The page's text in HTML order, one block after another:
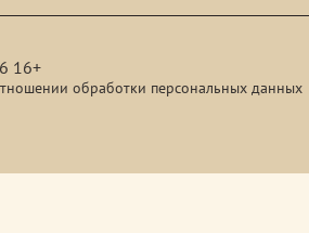
16+
обработки персональных данных